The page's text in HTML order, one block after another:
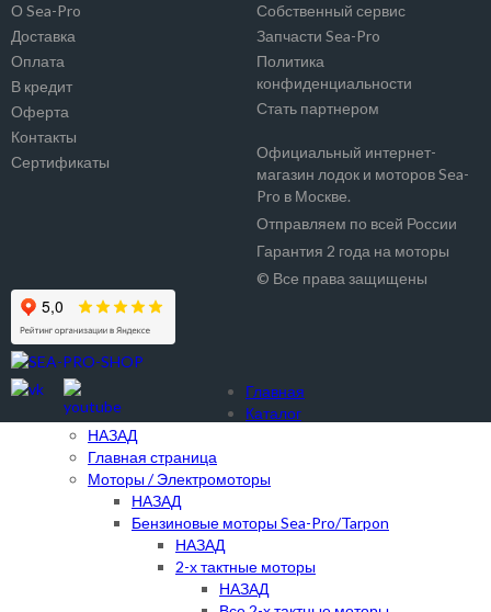
О Sea-Pro
Доставка
Оплата
В кредит
Оферта
Контакты
Сертификаты
Собственный сервис
Запчасти Sea-Pro
Политика
конфиденциальности
Стать партнером
Официальный интернет-
магазин лодок и моторов Sea-
Pro в Москве.
Отправляем по всей России
Гарантия 2 года на моторы
© Все права защищены
Главная
Каталог
НАЗАД
Главная страница
Моторы / Электромоторы
НАЗАД
Бензиновые моторы Sea-Pro/Tarpon
НАЗАД
2-х тактные моторы
НАЗАД